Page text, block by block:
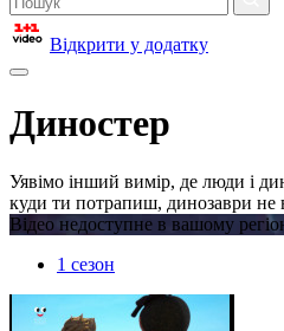
Відкрити у додатку
Диностер
Уявімо інший вимір, де люди і
куди ти потрапиш, динозаври не
Відео недоступне в вашому
1 сезон